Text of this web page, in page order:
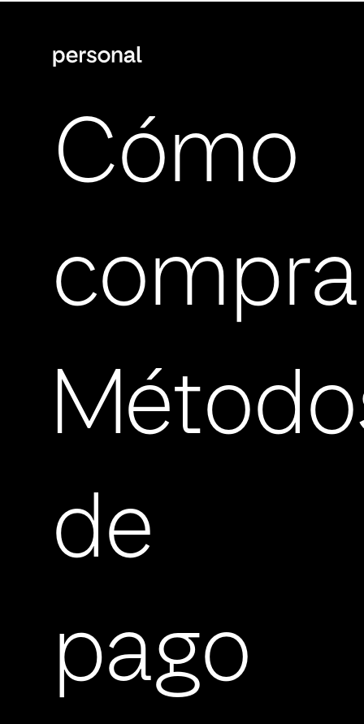
Cómo
de
pago